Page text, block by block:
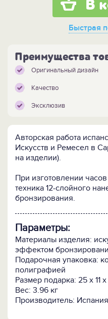
В
Быстрая
Преимущества
Оригинальный дизайн
Качество
Эксклюзив
Авторская работа
Искусств и Ремесел в
на изделии).
При изготовлении
техника 12-слойного
бронзирования.
Параметры:
Материалы изделия:
эффектом
Подарочная упаковка:
полиграфией
Размер подарка: 25 х 11
Вес: 3.96 кг
Производитель: Испания